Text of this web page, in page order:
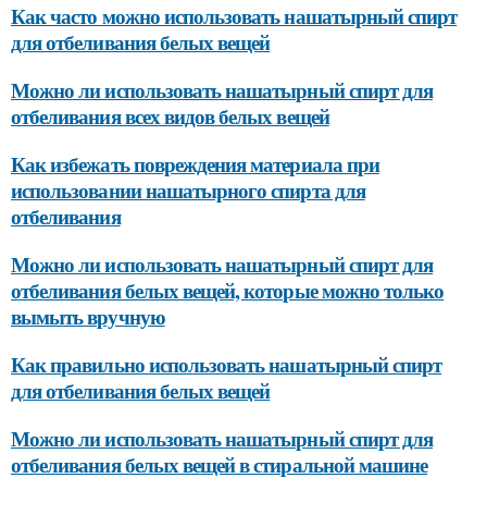
Как часто можно использовать нашатырный спирт
для отбеливания белых вещей
Можно ли использовать нашатырный спирт для
отбеливания всех видов белых вещей
Как избежать повреждения материала при
использовании нашатырного спирта для
отбеливания
Можно ли использовать нашатырный спирт для
отбеливания белых вещей, которые можно только
вымыть вручную
Как правильно использовать нашатырный спирт
для отбеливания белых вещей
Можно ли использовать нашатырный спирт для
отбеливания белых вещей в стиральной машине